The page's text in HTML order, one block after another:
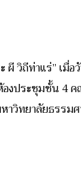
ผี วิถีท่าแร่” เมื่
งประชุมชั้น 4 ค
าวิทยาลัยธรรม